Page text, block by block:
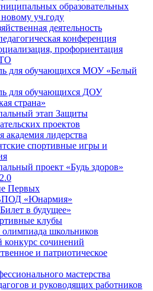
образовательных
уч.году
деятельность
конференция
профориентация
для обучающихся МОУ «Белый
для обучающихся ДОУ
страна»
этап Защиты
проектов
академия лидерства
спортивные игры и
проект «Будь здоров»
Первых
«Юнармия»
в будущее»
клубы
олимпиада школьников
конкурс сочинений
и патриотическое
мастерства
и руководящих работников